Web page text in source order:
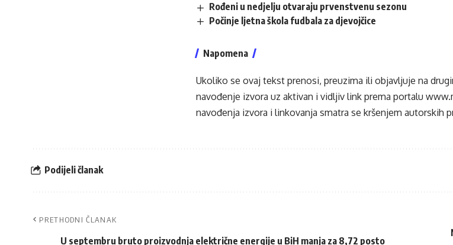
Rođeni u nedjelju otvaraju prvenstvenu sezonu
Počinje ljetna škola fudbala za djevojčice
Napomena
Ukoliko se ovaj tekst prenosi, preuzima ili objavljuje na
navođenje izvora uz aktivan i vidljiv link prema portalu
navođenja izvora i linkovanja smatra se kršenjem autorskih
Podijeli članak
PRETHODNI ČLANAK
U septembru bruto proizvodnja električne energije u BiH manja za 8,72 posto